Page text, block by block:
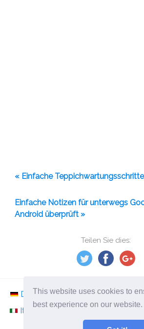
This website uses cookies to
best experience on our website.
Teilen Sie dies:
« Einfache Teppichwartungsschritte
Einfache Notizen für unterwegs
Android überprüft »
Deutsch Nederlands
Italiano